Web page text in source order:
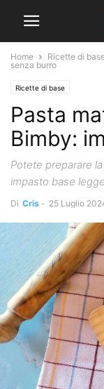
Home Ricette di
senza burro
Ricette di base
Pasta
Bimby:
Potete preparare
impasto base
Di Cris - 25 Luglio